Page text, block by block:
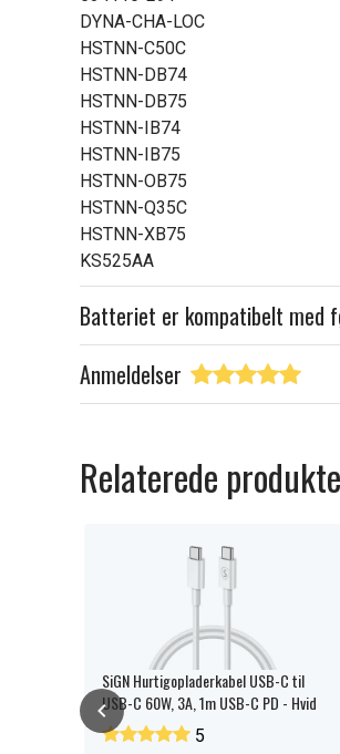
DYNA-CHA-LOC
HSTNN-C50C
HSTNN-DB74
HSTNN-DB75
HSTNN-IB74
HSTNN-IB75
HSTNN-OB75
HSTNN-Q35C
HSTNN-XB75
KS525AA
Batteriet er kompatibelt med
Anmeldelser
Relaterede
SiGN Hurtigopladerkabel USB-C til
USB-C 60W, 3A, 1m USB-C PD - Hvid
5